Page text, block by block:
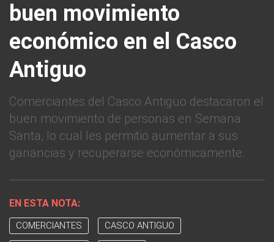
buen movimiento
económico en el Casco
Antiguo
Comerciantes del Casco Antiguo destacaron el
buen movimiento de personas en Semana
Santa, lo cual les permitió aumentar a sus
ganancias y recuperarse económicamente.
EN ESTA NOTA:
COMERCIANTES CASCO ANTIGUO